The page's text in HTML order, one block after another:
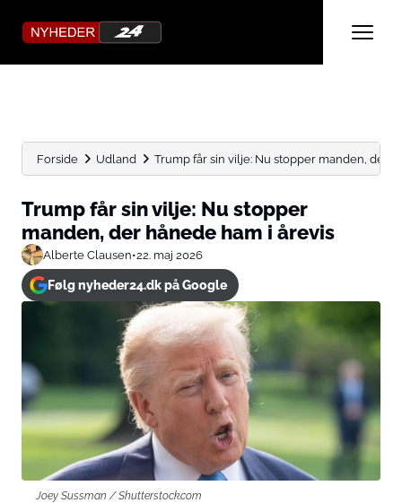
Forside Udland Trump får sin vilje: Nu stopper manden, der
Trump får sin vilje: Nu stopper
manden, der hånede ham i årevis
Alberte Clausen•22. maj 2026
Følg nyheder24.dk på Google
Joey Sussman / Shutterstock.com